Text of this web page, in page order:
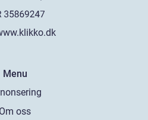
Menu
Om oss